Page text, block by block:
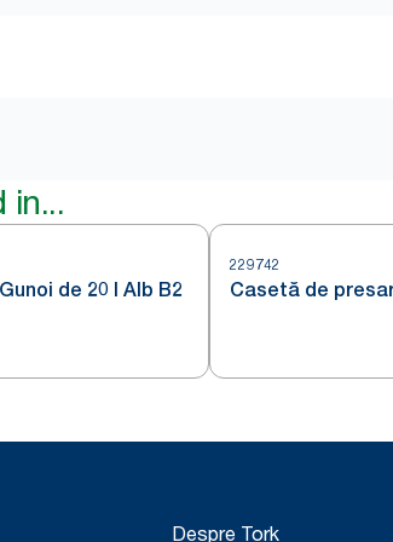
in...
de 20 l Alb B2
229742
Casetă de
Despre Tork